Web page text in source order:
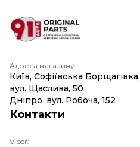
Адреса магазину
Київ, Софіївська Борщагівка,
вул. Щаслива, 50
Дніпро, вул. Робоча, 152
Контакти
Viber: